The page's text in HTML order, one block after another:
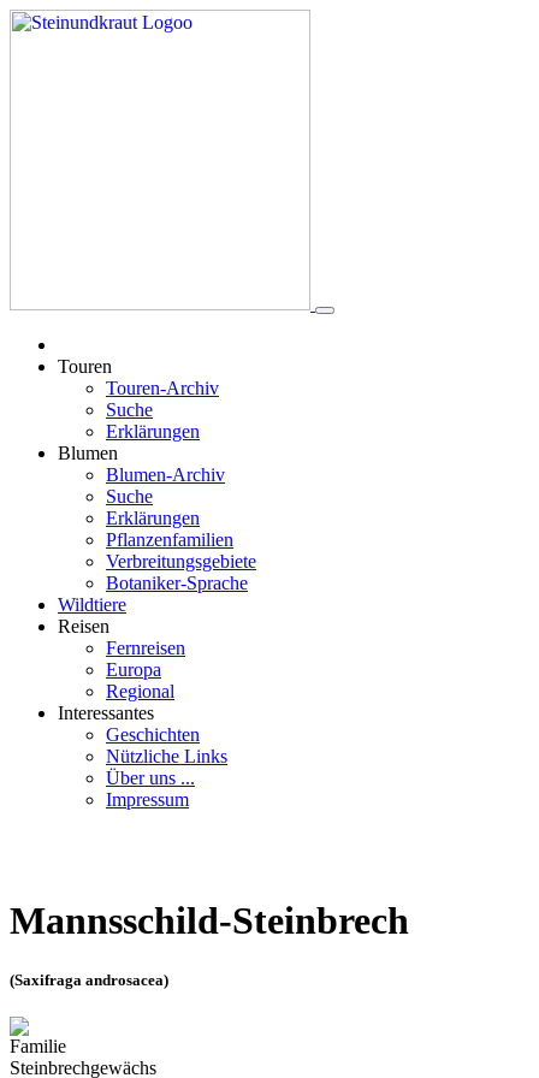
Touren
Touren-Archiv
Suche
Erklärungen
Blumen
Blumen-Archiv
Suche
Erklärungen
Pflanzenfamilien
Verbreitungsgebiete
Botaniker-Sprache
Wildtiere
Reisen
Fernreisen
Europa
Regional
Interessantes
Geschichten
Nützliche Links
Über uns ...
Impressum
Mannsschild-Steinbrech
(Saxifraga androsacea)
Familie
Steinbrechgewächs